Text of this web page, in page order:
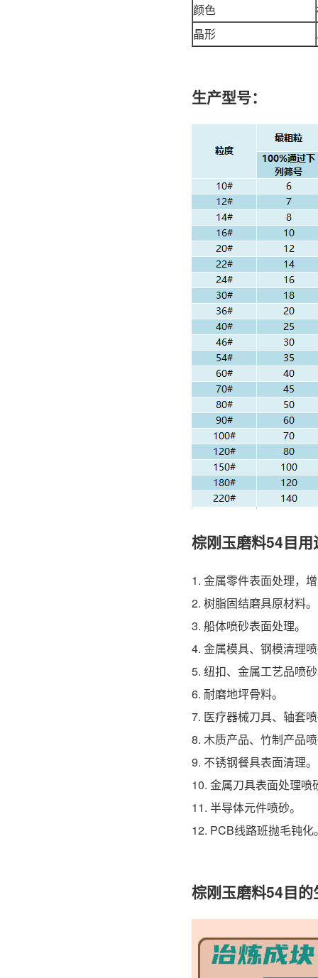
颜色
晶形
生产型号：
棕刚玉磨料54目用
1. 金属零件表面处理，
2. 树脂固结磨具原材料。
3. 船体喷砂表面处理。
4. 金属模具、钢模清理
5. 纽扣、金属工艺品喷
6. 耐磨地坪骨料。
7. 医疗器械刀具、轴套
8. 木质产品、竹制产品
9. 不锈钢餐具表面清理。
10. 金属刀具表面处理喷
11. 半导体元件喷砂。
12. PCB线路班抛毛钝化
棕刚玉磨料54目